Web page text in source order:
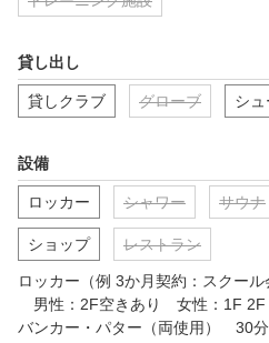
貸し出し
貸しクラブ グローブ シ
設備
ロッカー シャワー サウナ
ショップ レストラン
ロッカー（例 3か月契約：スクー
男性：2F空きあり　女性：1F 2F